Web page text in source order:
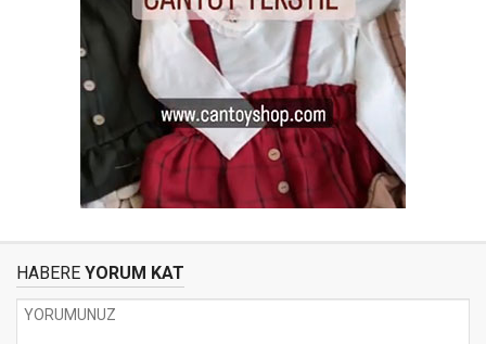
HABERE YORUM KAT